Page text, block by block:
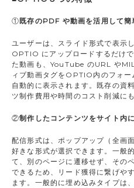
① 既存のPDF や動画を活用して
ユーザーは、スライド形式で表示
OPTIO にアップロードするだけ
た動画も、YouTube のURL や
ィブ動画タグをOPTIO内のフォ
自動的に表示されます。既存の資
ツ制作費用や時間のコスト削減に
②制作したコンテンツをサイト内
配信形式は、ポップアップ（全画
好きな形式が選択できます。一般
て、別のページに遷移せず、その
できるため、リード獲得に繋げや
ます。一般的に埋め込みタイプは